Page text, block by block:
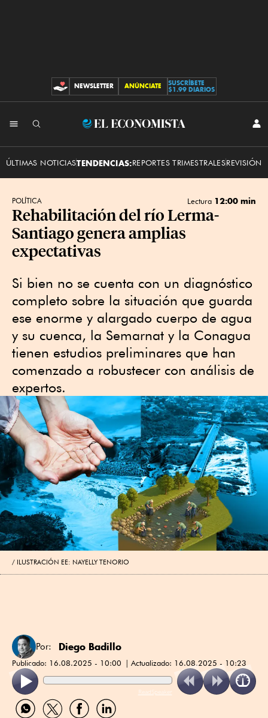
CONTRIBUCIONES
NEWSLETTER ANÚNCIATE
SUSCRÍBETE
$1.99 DIARIOS
El
ÚLTIMAS NOTICIASTENDENCIAS:REPORTES TRIMESTRALESREVISIÓN
POLÍTICA Lectura 12:00 min
Rehabilitación del río Lerma-
Santiago genera amplias
expectativas
Si bien no se cuenta con un diagnóstico
completo sobre la situación que guarda
ese enorme y alargado cuerpo de agua
y su cuenca, la Semarnat y la Conagua
tienen estudios preliminares que han
comenzado a robustecer con análisis de
expertos.
ILUSTRACIÓN EE: NAYELLY TENORIO
Por: Diego Badillo
Publicado: 16.08.2025 - 10:00 Actualizado: 16.08.2025 - 10:23
ReadSpeaker
Compartir
por
Compartir
por
Compartir
por
Compartir
por